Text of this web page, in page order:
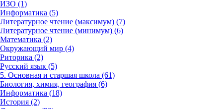
ИЗО (1)
Информатика (5)
Литературное чтение (максимум) (7)
Литературное чтение (минимум) (6)
Математика (2)
Окружающий мир (4)
Риторика (2)
Русский язык (5)
5. Основная и старшая школа (61)
Биология, химия, география (6)
Информатика (18)
История (2)